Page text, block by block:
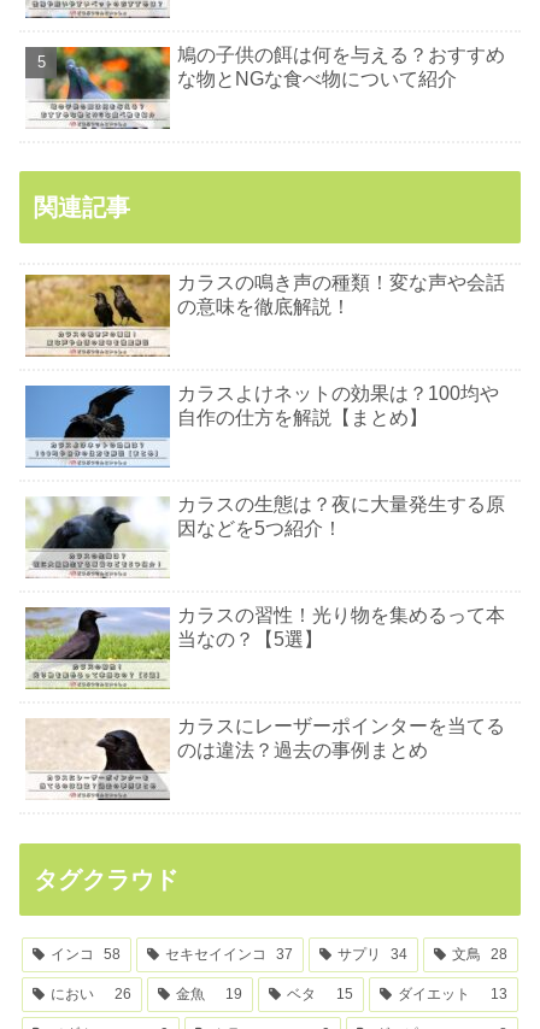
鳩の子供の餌は何を与える？おすすめ
な物とNGな食べ物について紹介
関連記事
カラスの鳴き声の種類！変な声や会話
の意味を徹底解説！
カラスよけネットの効果は？100均や
自作の仕方を解説【まとめ】
カラスの生態は？夜に大量発生する原
因などを5つ紹介！
カラスの習性！光り物を集めるって本
当なの？【5選】
カラスにレーザーポインターを当てる
のは違法？過去の事例まとめ
タグクラウド
インコ 58 セキセイインコ 37 サプリ 34 文鳥 28
におい 26 金魚 19 ベタ 15 ダイエット 13